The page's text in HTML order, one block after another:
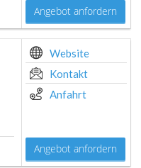
Angebot anfordern
Website
Kontakt
Anfahrt
Angebot anfordern